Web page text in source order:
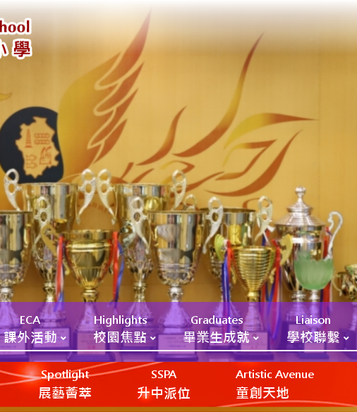
ECA
課外活動
Highlights
校園焦點
Graduates
畢業生成就
Liaison
學校聯繫
Spotlight
展藝薈萃
SSPA
升中派位
Artistic Avenue
‎‎‏‎ㅤ童創天地